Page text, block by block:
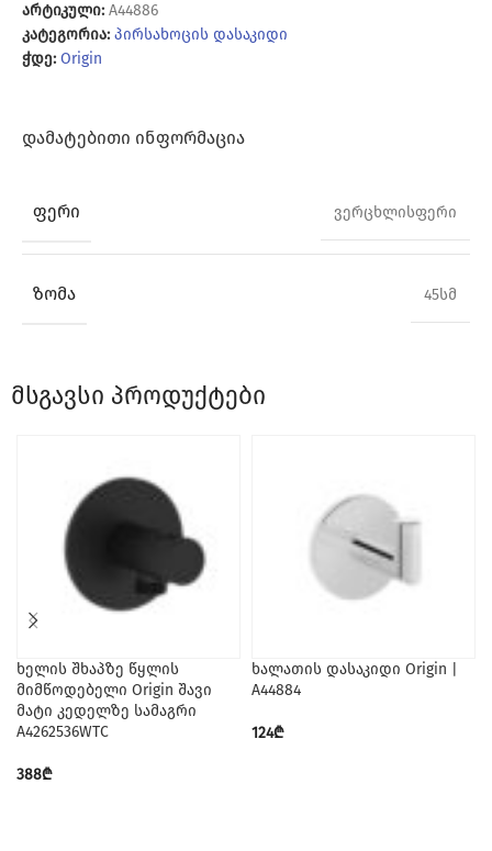
არტიკული: A44886
კატეგორია: პირსახოცის დასაკიდი
ჭდე: Origin
ᲓᲐᲛᲐᲢᲔᲑᲘᲗᲘ ᲘᲜᲤᲝᲠᲛᲐᲪᲘᲐ
ᲤᲔᲠᲘ ვერცხლისფერი
ᲖᲝᲛᲐ 45სმ
მსგავსი პროდუქტები
ხელის შხაპზე წყლის
მიმწოდებელი Origin შავი
მატი კედელზე სამაგრი
A4262536WTC
388₾
ხალათის დასაკიდი Origin |
A44884
124₾